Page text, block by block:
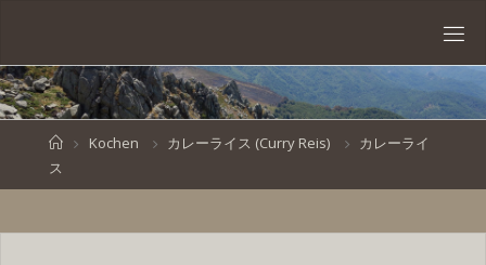
content
VEN
BR
HomeKochen カレーライス (Curry Reis)
カレーライ
ス